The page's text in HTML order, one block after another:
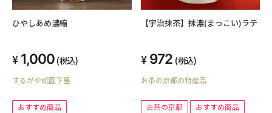
ひやしあめ濃縮
1,000 (税込)
するがや祇園下里
おすすめ商品
【宇治抹茶】抹濃(まっこい)ラテ
972 (税込)
お茶の京都の特産品
お茶の京都 おすすめ商品